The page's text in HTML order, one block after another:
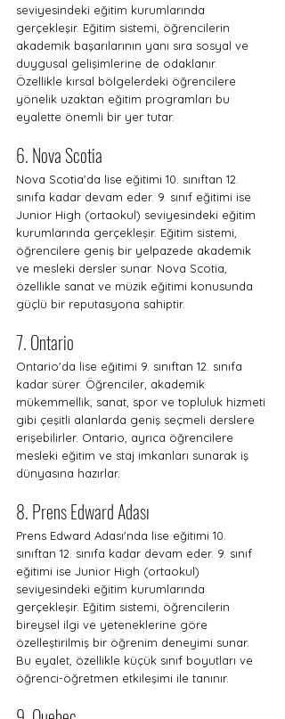
seviyesindeki eğitim kurumlarında
gerçekleşir. Eğitim sistemi, öğrencilerin
akademik başarılarının yanı sıra sosyal ve
duygusal gelişimlerine de odaklanır.
Özellikle kırsal bölgelerdeki öğrencilere
yönelik uzaktan eğitim programları bu
eyalette önemli bir yer tutar.
6. Nova Scotia
Nova Scotia'da lise eğitimi 10. sınıftan 12.
sınıfa kadar devam eder. 9. sınıf eğitimi ise
Junior High (ortaokul) seviyesindeki eğitim
kurumlarında gerçekleşir. Eğitim sistemi,
öğrencilere geniş bir yelpazede akademik
ve mesleki dersler sunar. Nova Scotia,
özellikle sanat ve müzik eğitimi konusunda
güçlü bir reputasyona sahiptir.
7. Ontario
Ontario'da lise eğitimi 9. sınıftan 12. sınıfa
kadar sürer. Öğrenciler, akademik
mükemmellik, sanat, spor ve topluluk hizmeti
gibi çeşitli alanlarda geniş seçmeli derslere
erişebilirler. Ontario, ayrıca öğrencilere
mesleki eğitim ve staj imkanları sunarak iş
dünyasına hazırlar.
8. Prens Edward Adası
Prens Edward Adası'nda lise eğitimi 10.
sınıftan 12. sınıfa kadar devam eder. 9. sınıf
eğitimi ise Junior High (ortaokul)
seviyesindeki eğitim kurumlarında
gerçekleşir. Eğitim sistemi, öğrencilerin
bireysel ilgi ve yeteneklerine göre
özelleştirilmiş bir öğrenim deneyimi sunar.
Bu eyalet, özellikle küçük sınıf boyutları ve
öğrenci-öğretmen etkileşimi ile tanınır.